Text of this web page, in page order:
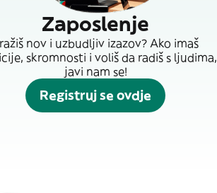
Zaposlenje
nov i uzbudljiv izazov? Ako imaš
skromnosti i voliš da radiš s ljudima,
javi nam se!
Registruj se ovdje